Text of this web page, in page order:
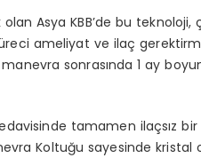
Asya KBB’de bu teknoloji,
ameliyat ve ilaç
sonrasında 1 ay
tamamen ilaçsız bir
Koltuğu sayesinde kristal